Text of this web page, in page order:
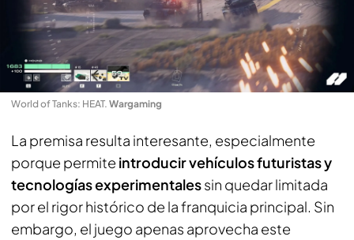
World of Tanks: HEAT. Wargaming
La premisa resulta interesante, especialmente
porque permite introducir vehículos futuristas y
tecnologías experimentalessin quedar limitada
por el rigor histórico de la franquicia principal. Sin
embargo, el juego apenas aprovecha este